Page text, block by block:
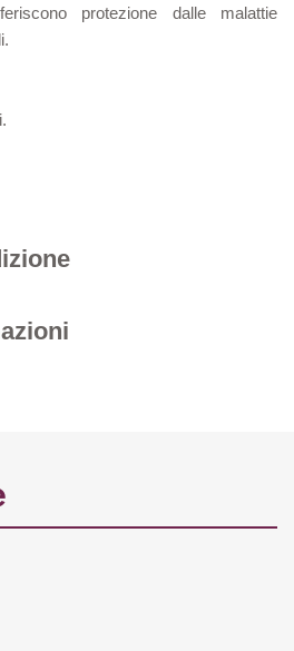
protezione dalle malattie